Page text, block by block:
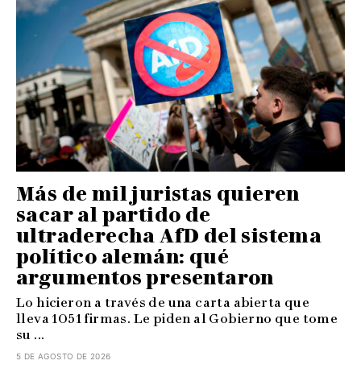
Más de mil juristas quieren
sacar al partido de
ultraderecha AfD del sistema
político alemán: qué
argumentos presentaron
Lo hicieron a través de una carta abierta que
lleva 1051 firmas. Le piden al Gobierno que tome
su ...
5 DE AGOSTO DE 2026